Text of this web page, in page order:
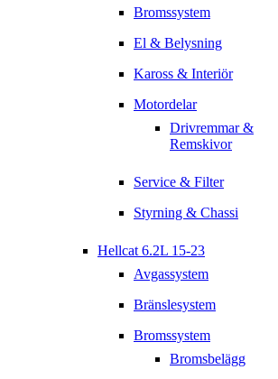
Bromssystem
El & Belysning
Kaross & Interiör
Motordelar
Drivremmar &
Remskivor
Service & Filter
Styrning & Chassi
Hellcat 6.2L 15-23
Avgassystem
Bränslesystem
Bromssystem
Bromsbelägg